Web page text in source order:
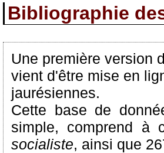
Bibliographie
Une première version
vient d'être mise en
jaurésiennes.
Cette base de
simple, comprend
socialiste, ainsi que